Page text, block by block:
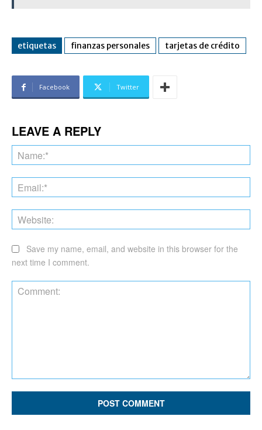
etiquetas finanzas personales tarjetas de crédito
Facebook Twitter
LEAVE A REPLY
Save my name, email, and website in this browser for the
next time I comment.